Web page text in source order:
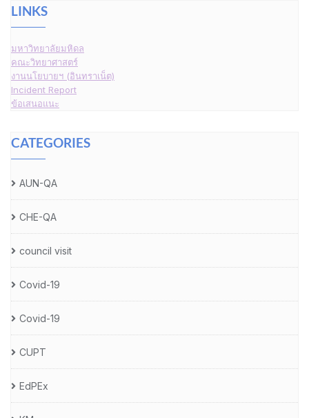
LINKS
มหาวิทยาลัยมหิดล
คณะวิทยาศาสตร์
งานนโยบายฯ (อินทราเน็ต)
Incident Report
ข้อเสนอแนะ
CATEGORIES
AUN-QA
CHE-QA
council visit
Covid-19
Covid-19
CUPT
EdPEx